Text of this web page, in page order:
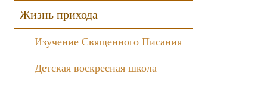
Жизнь прихода
Изучение Священного Писания
Детская воскресная школа